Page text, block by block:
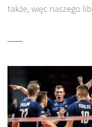
także, więc naszego